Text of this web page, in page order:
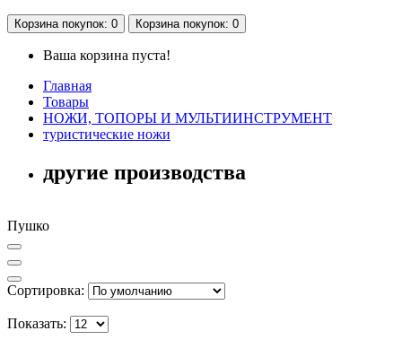
Корзина покупок: 0 Корзина покупок: 0
Ваша корзина пуста!
Главная
Товары
НОЖИ, ТОПОРЫ И МУЛЬТИИНСТРУМЕНТ
туристические ножи
другие производства
Пушко
Сортировка:
Показать: